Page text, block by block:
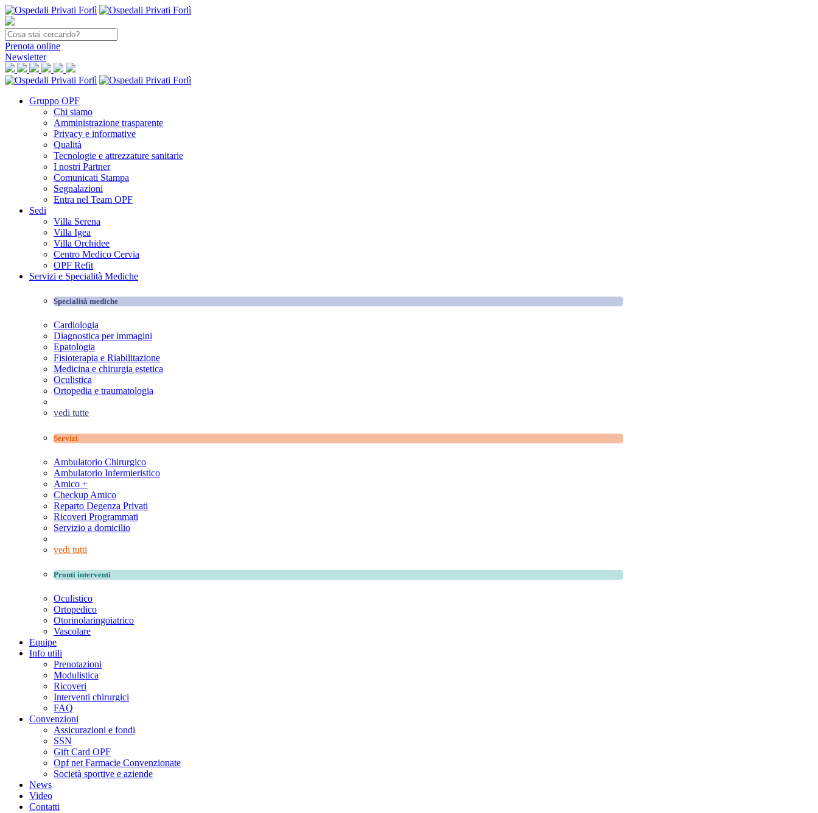
Prenota online
Newsletter
Gruppo OPF
Chi siamo
Amministrazione trasparente
Privacy e informative
Qualità
Tecnologie e attrezzature sanitarie
I nostri Partner
Comunicati Stampa
Segnalazioni
Entra nel Team OPF
Sedi
Villa Serena
Villa Igea
Villa Orchidee
Centro Medico Cervia
OPF Refit
Servizi e Specialità Mediche
Specialità mediche
Cardiologia
Diagnostica per immagini
Epatologia
Fisioterapia e Riabilitazione
Medicina e chirurgia estetica
Oculistica
Ortopedia e traumatologia
vedi tutte
Servizi
Ambulatorio Chirurgico
Ambulatorio Infermieristico
Amico +
Checkup Amico
Reparto Degenza Privati
Ricoveri Programmati
Servizio a domicilio
vedi tutti
Pronti interventi
Oculistico
Ortopedico
Otorinolaringoiatrico
Vascolare
Equipe
Info utili
Prenotazioni
Modulistica
Ricoveri
Interventi chirurgici
FAQ
Convenzioni
Assicurazioni e fondi
SSN
Gift Card OPF
Opf net Farmacie Convenzionate
Società sportive e aziende
News
Video
Contatti